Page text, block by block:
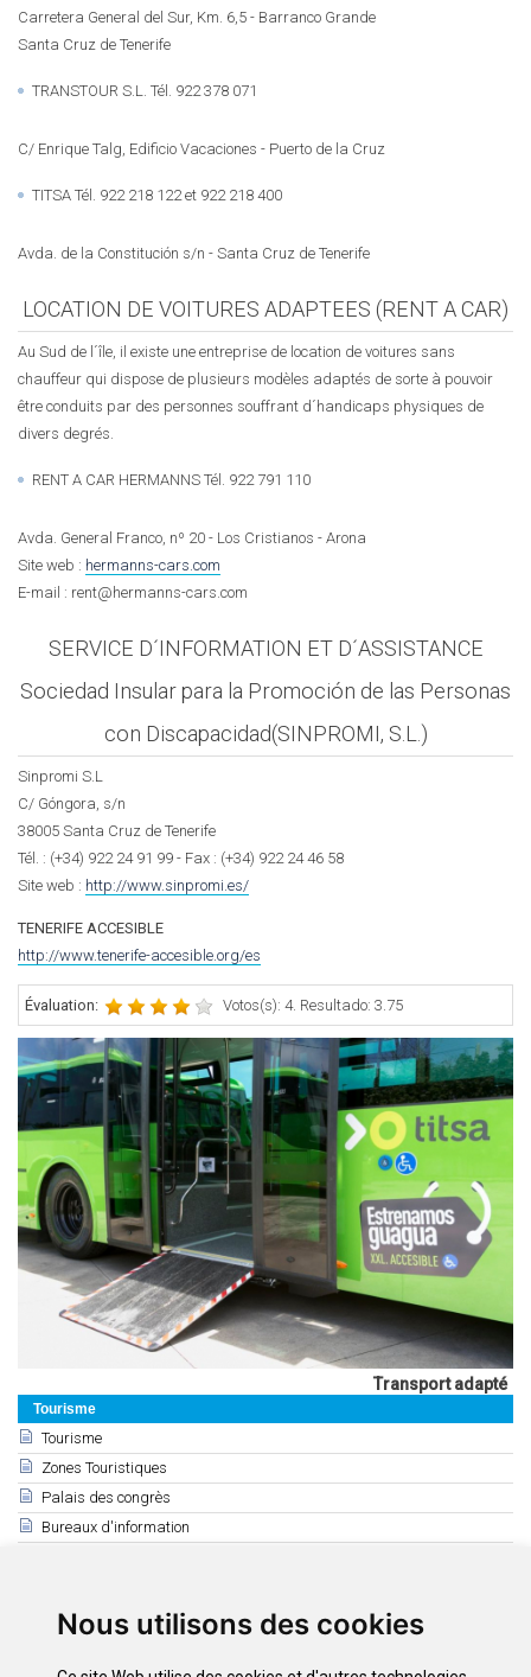
Nous utilisons des cookies
Tourisme
Tourisme
Zones Touristiques
Palais des congrès
Bureaux d'information
Guides Touristiques
Carretera General del Sur, Km. 6,5 - Barranco Grande
Santa Cruz de Tenerife
TRANSTOUR S.L. Tél. 922 378 071
C/ Enrique Talg, Edificio Vacaciones - Puerto de la Cruz
TITSA Tél. 922 218 122 et 922 218 400
Avda. de la Constitución s/n - Santa Cruz de Tenerife
LOCATION DE VOITURES ADAPTEES (RENT A CAR)
Au Sud de l´île, il existe une entreprise de location de voitures sans
chauffeur qui dispose de plusieurs modèles adaptés de sorte à pouvoir
être conduits par des personnes souffrant d´handicaps physiques de
divers degrés.
RENT A CAR HERMANNS Tél. 922 791 110
Avda. General Franco, nº 20 - Los Cristianos - Arona
Site web : hermanns-cars.com
E-mail : rent@hermanns-cars.com
SERVICE D´INFORMATION ET D´ASSISTANCE
Sociedad Insular para la Promoción de las Personas
con Discapacidad(SINPROMI, S.L.)
Sinpromi S.L
C/ Góngora, s/n
38005 Santa Cruz de Tenerife
Tél. : (+34) 922 24 91 99 - Fax : (+34) 922 24 46 58
Site web : http://www.sinpromi.es/
TENERIFE ACCESIBLE
http://www.tenerife-accesible.org/es
Évaluation: Votos(s): 4. Resultado: 3.75
Transport adapté